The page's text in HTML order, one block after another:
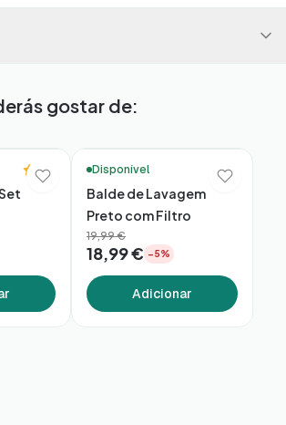
gostar de:
5.0
Disponível
Balde de Lavagem
Preto com Filtro
19,99 €
18,99 € −5%
Adicionar